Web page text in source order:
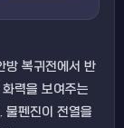
방 복귀전에서 반
력을 보여주는
불펜진이 전열을